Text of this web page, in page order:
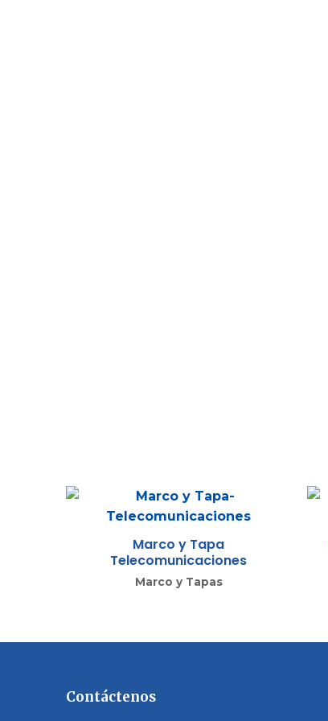
Marco y Tapa
Telecomunicaciones
Marco y Tapas
Contáctenos